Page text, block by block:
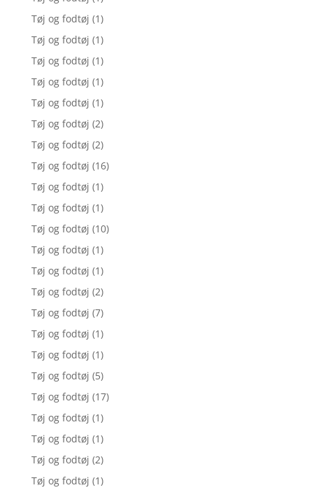
Tøj og fodtøj (1)
Tøj og fodtøj (1)
Tøj og fodtøj (1)
Tøj og fodtøj (1)
Tøj og fodtøj (1)
Tøj og fodtøj (2)
Tøj og fodtøj (2)
Tøj og fodtøj (16)
Tøj og fodtøj (1)
Tøj og fodtøj (1)
Tøj og fodtøj (10)
Tøj og fodtøj (1)
Tøj og fodtøj (1)
Tøj og fodtøj (2)
Tøj og fodtøj (7)
Tøj og fodtøj (1)
Tøj og fodtøj (1)
Tøj og fodtøj (5)
Tøj og fodtøj (17)
Tøj og fodtøj (1)
Tøj og fodtøj (1)
Tøj og fodtøj (2)
Tøj og fodtøj (1)